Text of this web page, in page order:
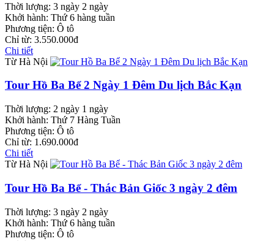
Thời lượng: 3 ngày 2 ngày
Khởi hành: Thứ 6 hàng tuần
Phương tiện: Ô tô
Chỉ từ: 3.550.000đ
Chi tiết
Từ Hà Nội
Tour Hồ Ba Bể 2 Ngày 1 Đêm Du lịch Bắc Kạn
Thời lượng: 2 ngày 1 ngày
Khởi hành: Thứ 7 Hàng Tuần
Phương tiện: Ô tô
Chỉ từ: 1.690.000đ
Chi tiết
Từ Hà Nội
Tour Hồ Ba Bể - Thác Bản Giốc 3 ngày 2 đêm
Thời lượng: 3 ngày 2 ngày
Khởi hành: Thứ 6 hàng tuần
Phương tiện: Ô tô